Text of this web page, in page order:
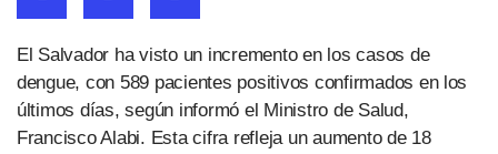
El Salvador ha visto un incremento en los casos de
dengue, con 589 pacientes positivos confirmados en los
últimos días, según informó el Ministro de Salud,
Francisco Alabi. Esta cifra refleja un aumento de 18